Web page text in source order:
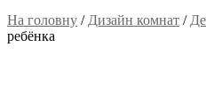
На головну / Дизайн комнат /
ребёнка